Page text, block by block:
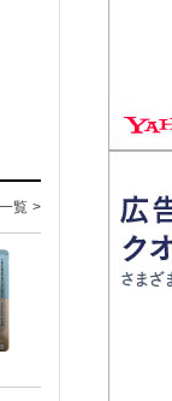
一覧 >